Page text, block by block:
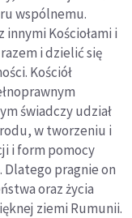
wspólnemu.
innymi Kościołami i
i dzielić się
Kościół
świadczy udział
w tworzeniu i
i form pomocy
Dlatego pragnie on
oraz życia
ziemi Rumunii.